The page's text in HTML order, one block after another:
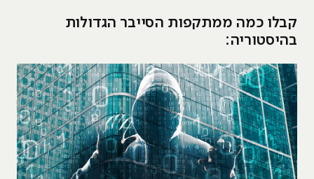
קבלו כמה ממתקפות הסייבר הגדולות
בהיסטוריה: